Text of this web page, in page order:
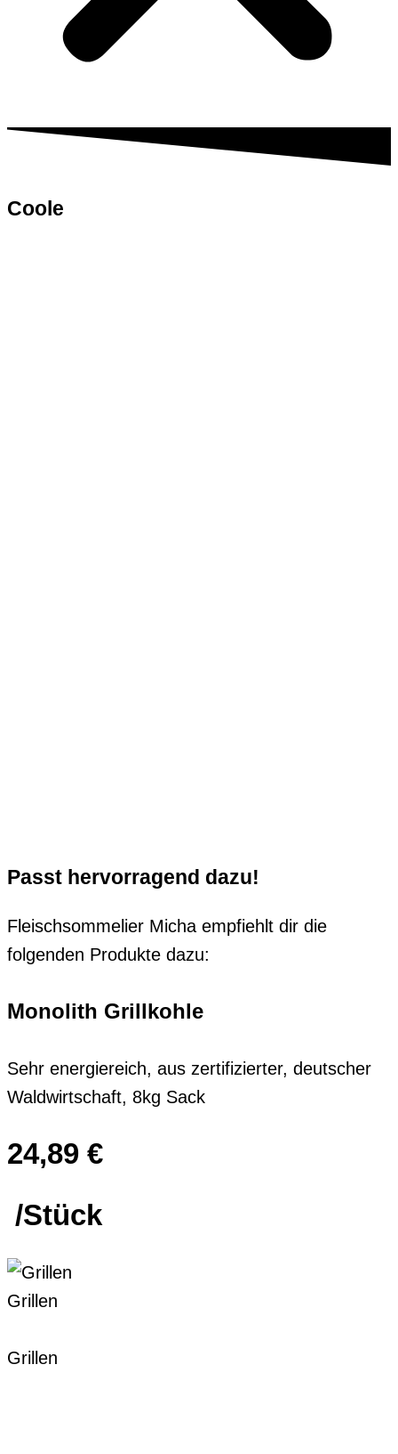
Coole
Passt hervorragend dazu!
Fleischsommelier Micha empfiehlt dir die
folgenden Produkte dazu:
Monolith Grillkohle
Sehr energiereich, aus zertifizierter, deutscher
Waldwirtschaft, 8kg Sack
24,89 €
/Stück
Grillen
Grillen